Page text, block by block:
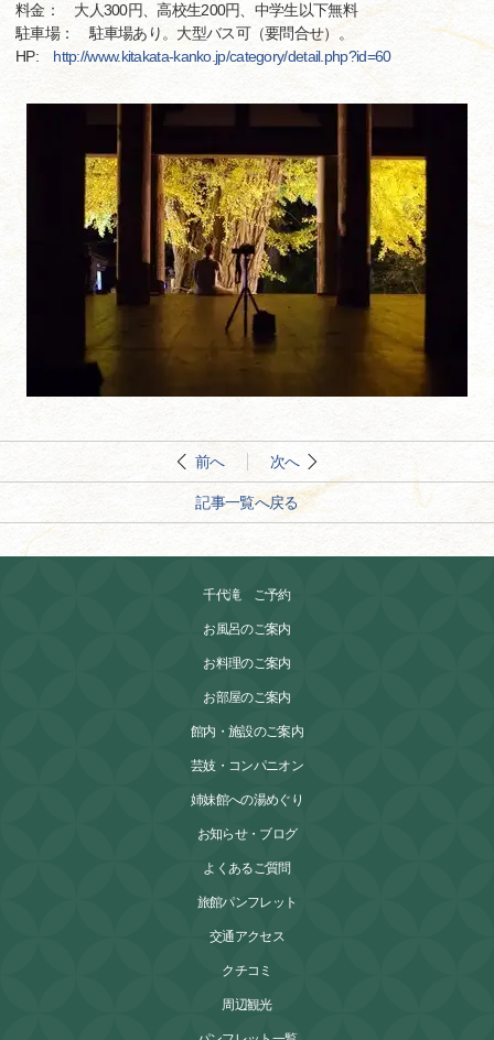
料金： 大人300円、高校生200円、中学生以下無料
駐車場： 駐車場あり。大型バス可（要問合せ）。
HP: http://www.kitakata-kanko.jp/category/detail.php?id=60
前へ 次へ
記事一覧へ戻る
千代滝 ご予約
お風呂のご案内
お料理のご案内
お部屋のご案内
館内・施設のご案内
芸妓・コンパニオン
姉妹館への湯めぐり
お知らせ・ブログ
よくあるご質問
旅館パンフレット
交通アクセス
クチコミ
周辺観光